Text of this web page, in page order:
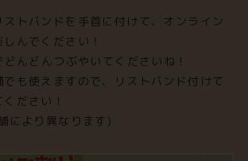
トバンドを手首に付けて、オンライン
んでください！
んどんつぶやいてくださいね！
でも使えますので、リストバンド付けて
ださい！
により異なります)